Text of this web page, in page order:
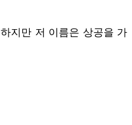
지만 저 이름은 상공을 가